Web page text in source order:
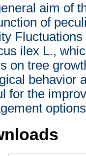
aim of
of
ilex L.,
on tree
behavior
for the